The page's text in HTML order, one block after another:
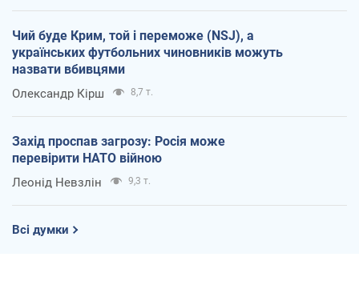
Чий буде Крим, той і переможе (NSJ), а
українських футбольних чиновників можуть
назвати вбивцями
Олександр Кірш 8,7 т.
Захід проспав загрозу: Росія може
перевірити НАТО війною
Леонід Невзлін 9,3 т.
Всі думки